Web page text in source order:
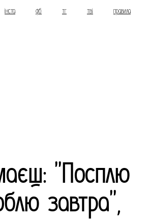
інста фб тг тві правила
"Посплю
завтра",